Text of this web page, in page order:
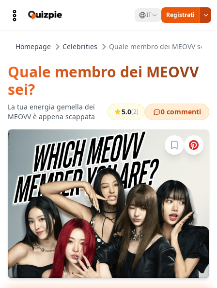
IT Registrati
Homepage Celebrities Quale membro dei MEOVV sei?
Quale membro dei MEOVV
sei?
La tua energia gemella dei
MEOVV è appena scappata
5.0(2) 0 commenti
Accedi per